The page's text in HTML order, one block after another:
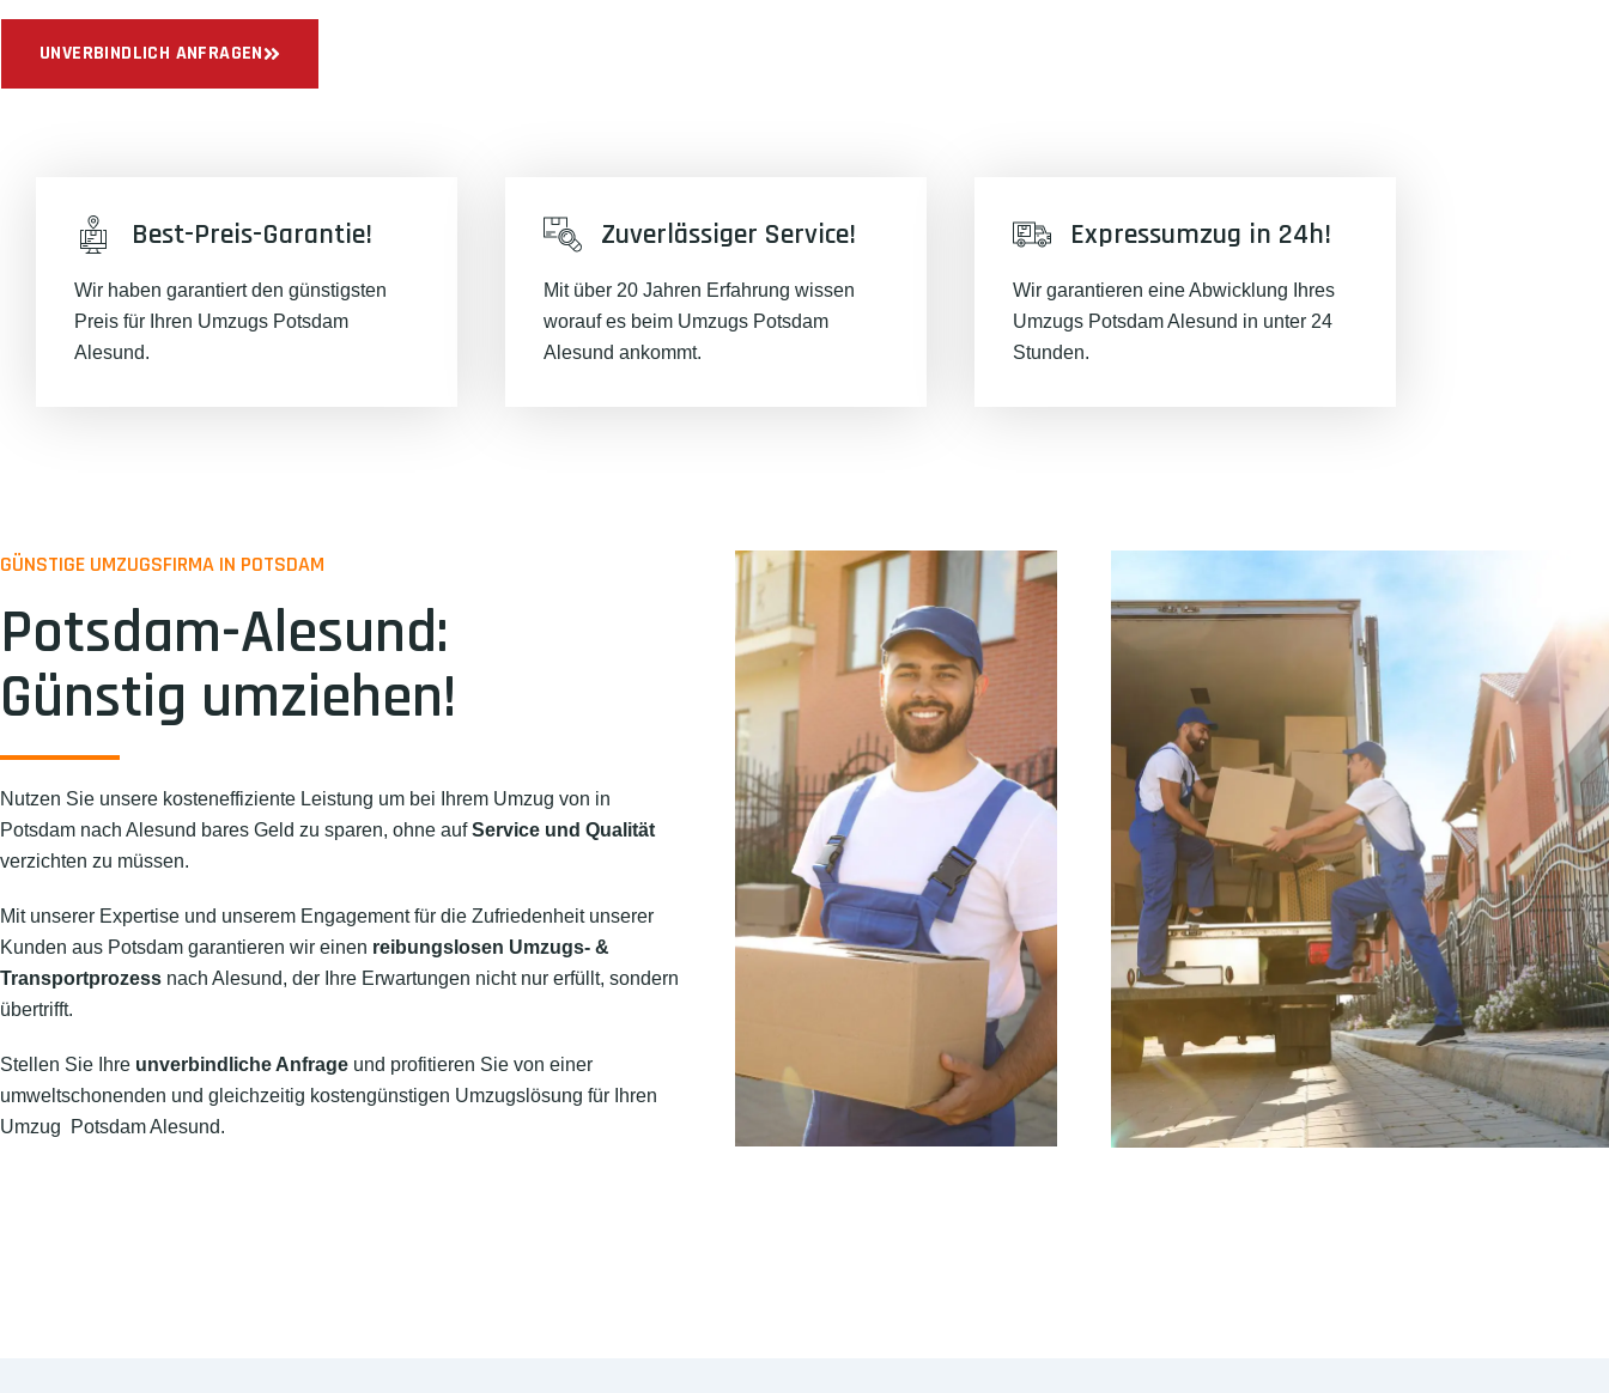
UNVERBINDLICH ANFRAGEN
Best-Preis-Garantie!
Wir haben garantiert den günstigsten
Preis für Ihren Umzugs Potsdam
Alesund.
Zuverlässiger Service!
Mit über 20 Jahren Erfahrung wissen
worauf es beim Umzugs Potsdam
Alesund ankommt.
Expressumzug in 24h!
Wir garantieren eine Abwicklung Ihres
Umzugs Potsdam Alesund in unter 24
Stunden.
GÜNSTIGE UMZUGSFIRMA IN POTSDAM
Potsdam-Alesund:
Günstig umziehen!
Nutzen Sie unsere kosteneffiziente Leistung um bei Ihrem Umzug von in
Potsdam nach Alesund bares Geld zu sparen, ohne aufService und Qualität
verzichten zu müssen.
Mit unserer Expertise und unserem Engagement für die Zufriedenheit unserer
Kunden aus Potsdam garantieren wir einen reibungslosen Umzugs- &
Transportprozess nach Alesund, der Ihre Erwartungen nicht nur erfüllt, sondern
übertrifft.
Stellen Sie Ihre unverbindliche Anfrage und profitieren Sie von einer
umweltschonenden und gleichzeitig kostengünstigen Umzugslösung für Ihren
Umzug Potsdam Alesund.